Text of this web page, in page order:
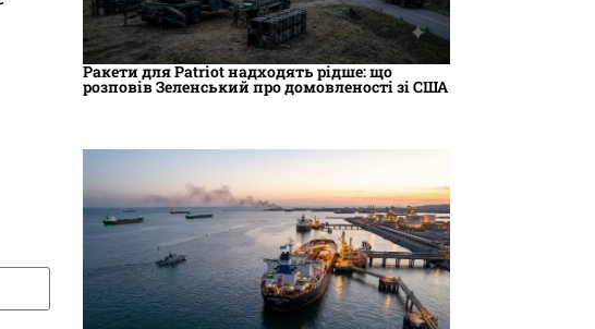
Ракети для Patriot надходять рідше: що
розповів Зеленський про домовленості зі США